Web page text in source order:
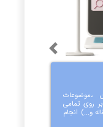
،موضوعات
روی تمامی
و...) انجام
Previous